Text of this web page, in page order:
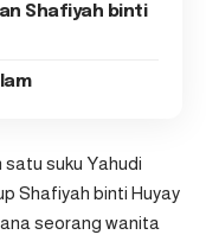
Shafiyah binti
satu suku Yahudi
Shafiyah binti Huyay
seorang wanita